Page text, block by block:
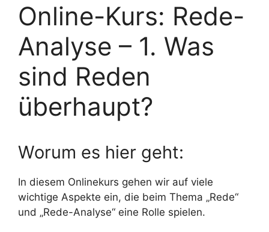
Online-Kurs: Rede-
Analyse – 1. Was
sind Reden
überhaupt?
Worum es hier geht:
In diesem Onlinekurs gehen wir auf viele
wichtige Aspekte ein, die beim Thema „Rede“
und „Rede-Analyse“ eine Rolle spielen.